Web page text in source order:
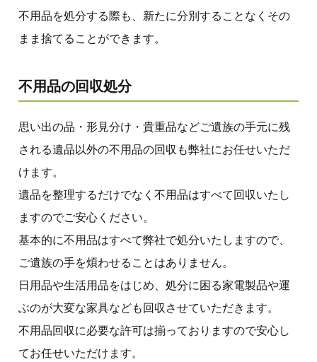
不用品を処分する際も、新たに分別することなくその
まま捨てることができます。
不用品の回収処分
思い出の品・形見分け・貴重品などご遺族の手元に残
される遺品以外の不用品の回収も弊社にお任せいただ
けます。
遺品を整理するだけでなく不用品はすべて回収いたし
ますのでご安心ください。
基本的に不用品はすべて弊社で処分いたしますので、
ご遺族の手を煩わせることはありません。
日用品や生活用品をはじめ、処分に困る家電製品や運
ぶのが大変な家具なども回収させていただきます。
不用品回収に必要な許可は揃っておりますので安心し
てお任せいただけます。